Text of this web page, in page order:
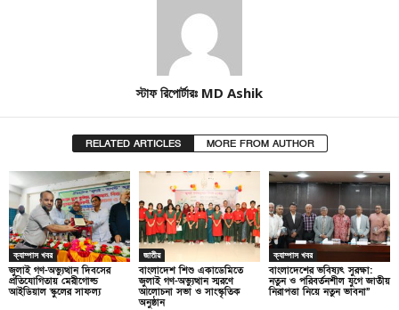
স্টাফ রিপোর্টারঃ MD Ashik
RELATED ARTICLES MORE FROM AUTHOR
ক্যাম্পাস খবর
জুলাই গণ-অভ্যুত্থান দিবসের
প্রতিযোগিতায় মেরীগোল্ড
আইডিয়াল স্কুলের সাফল্য
জাতীয়
বাংলাদেশ শিশু একাডেমিতে
জুলাই গণ-অভ্যুত্থান স্মরণে
আলোচনা সভা ও সাংস্কৃতিক
অনুষ্ঠান
ক্যাম্পাস খবর
বাংলাদেশের ভবিষ্যৎ সুরক্ষা:
নতুন ও পরিবর্তনশীল যুগে জাতীয়
নিরাপত্তা নিয়ে নতুন ভাবনা”